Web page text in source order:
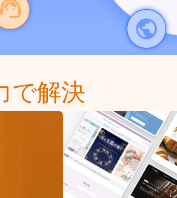
で解決